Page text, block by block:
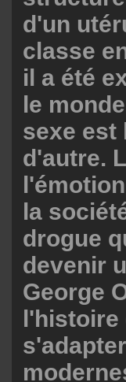
d'un
classe
il a été
le
sexe est
d'autre.
la
drogue
devenir
George